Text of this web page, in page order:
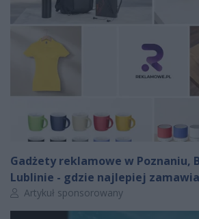
Gadżety reklamowe w Poznaniu,
Lublinie - gdzie najlepiej
Autor artykułu:
Artykuł sponsorowany